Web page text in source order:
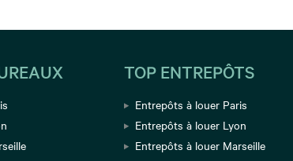
TOP ENTREPÔTS
Entrepôts à louer Paris
Entrepôts à louer Lyon
Entrepôts à louer Marseille